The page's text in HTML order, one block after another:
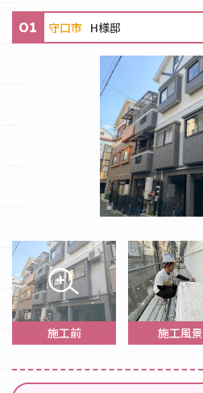
01 守口市 H様邸
施工前 施工風景